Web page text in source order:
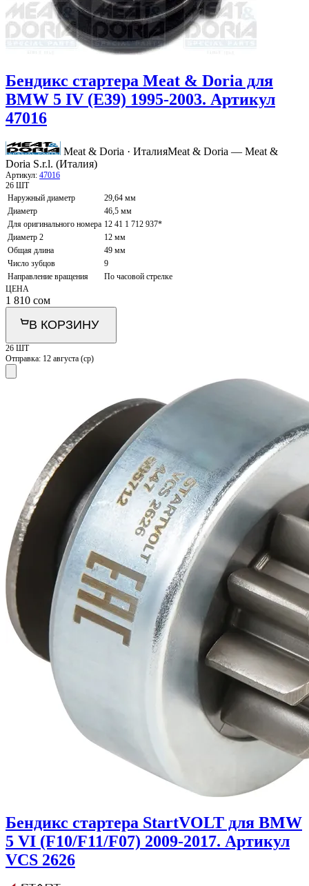
Бендикс стартера Meat & Doria для
BMW 5 IV (E39) 1995-2003. Артикул
47016
Meat & Doria · ИталияMeat & Doria — Meat &
Doria S.r.l. (Италия)
Артикул: 47016
26 ШТ
Наружный диаметр
29,64 мм
Диаметр
46,5 мм
Для оригинального номера 12 41 1 712 937*
Диаметр 2
12 мм
Общая длина
49 мм
Число зубцов
9
Направление вращения
По часовой стрелке
ЦЕНА
1 810 сом
В КОРЗИНУ
26 ШТ
Отправка: 12 августа (ср)
Бендикс стартера StartVOLT для BMW
5 VI (F10/F11/F07) 2009-2017. Артикул
VCS 2626